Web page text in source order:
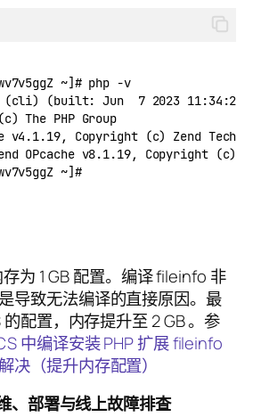
~]# php -v
(cli) (built: Jun  7 2023 11:34:24)
The PHP Group
v4.1.19, Copyright (c) Zend
OPcache v8.1.19, Copyright (c),
~]#
为 1 GB 配置。编译 fileinfo 非
导致无法编译的直接原因。最
配置，内存提升至 2 GB 。参
中编译安装 PHP 扩展 fileinfo
决（提升内存配置）
、部署与线上故障排查